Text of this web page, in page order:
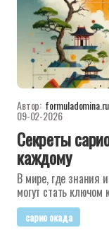
Автор: formuladomina.ru
09-02-2026
Секреты
каждому
В мире, где знания
могут стать ключом
сарио окада